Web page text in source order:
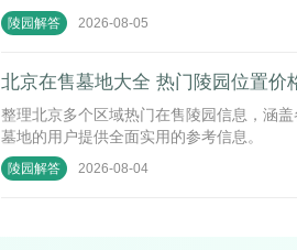
陵园解答 2026-08-05
北京在售墓地大全 热门陵园位置价
整理北京多个区域热门在售陵园信息，涵
墓地的用户提供全面实用的参考信息。
陵园解答 2026-08-04